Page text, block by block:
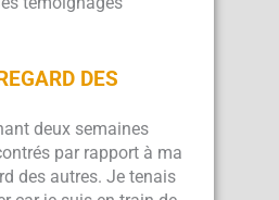
DES
deux semaines
par rapport à ma
des autres. Je tenais